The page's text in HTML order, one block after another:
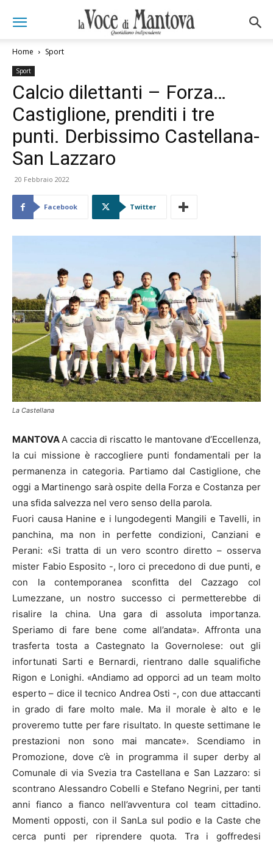
Home Sport
Sport
Calcio dilettanti – Forza…
Castiglione, prenditi i tre
punti. Derbissimo Castellana-
San Lazzaro
20 Febbraio 2022
Facebook Twitter
La Castellana
MANTOVAA caccia di riscatto le mantovane d’Eccellenza,
la cui missione è raccogliere punti fondamentali per la
permanenza in categoria. Partiamo dal Castiglione, che
oggi a Martinengo sarà ospite della Forza e Costanza per
una sfida salvezza nel vero senso della parola.
Fuori causa Hanine e i lungodegenti Mangili e Tavelli, in
panchina, ma non in perfette condizioni, Canziani e
Perani: «Si tratta di un vero scontro diretto – osserva
mister Fabio Esposito -, loro ci precedono di due punti, e
con la contemporanea sconfitta del Cazzago col
Lumezzane, un nostro successo ci permetterebbe di
risalire la china. Una gara di assoluta importanza.
Speriamo di fare bene come all’andata». Affronta una
trasferta tosta a Castegnato la Governolese: out gli
infortunati Sarti e Bernardi, rientrano dalle squalifiche
Rigon e Lonighi. «Andiamo ad opporci ad un team molto
esperto – dice il tecnico Andrea Osti -, con due attaccanti
in grado di fare molto male. Ma il morale è alto e le
proveremo tutte per fare risultato. In queste settimane le
prestazioni non sono mai mancate». Scendiamo in
Promozione, dove c’è in programma il super derby al
Comunale di via Svezia tra Castellana e San Lazzaro: si
scontrano Alessandro Cobelli e Stefano Negrini, per tanti
anni fianco a fianco nell’avventura col team cittadino.
Momenti opposti, con il SanLa sul podio e la Caste che
cerca punti per riprendere quota. Tra i goffredesi